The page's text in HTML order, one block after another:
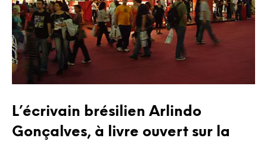
L’écrivain brésilien Arlindo
Gonçalves, à livre ouvert sur la